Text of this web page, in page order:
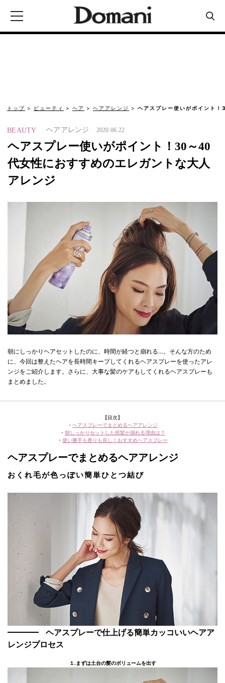
トップ ビューティ ヘア ヘアアレンジ ヘアスプレー使いがポイント
BEAUTY ヘアアレンジ 2020.06.22
ヘアスプレー使いがポイント！30～40
代女性におすすめのエレガントな大人
アレンジ
朝にしっかりヘアセットしたのに、時間が経つと崩れる…。そんな方のため
に、今回は整えたヘアを長時間キープしてくれるヘアスプレーを使ったアレ
ンジをご紹介します。さらに、大事な髪のケアもしてくれるヘアスプレーも
まとめました。
【目次】
・ ヘアスプレーでまとめるヘアアレンジ
・ 朝しっかりセットした前髪が崩れる理由は？
・ 使い勝手も香りも良し！おすすめヘアスプレー
ヘアスプレーでまとめるヘアアレンジ
おくれ毛が色っぽい簡単ひとつ結び
ヘアスプレーで仕上げる簡単カッコいいヘアア
レンジプロセス
１.まずは土台の髪のボリュームを出す